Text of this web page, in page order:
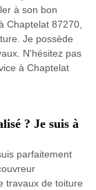
à son bon
Chaptelat 87270,
Je possède
N'hésitez pas
à Chaptelat
? Je suis à
parfaitement
travaux de toiture